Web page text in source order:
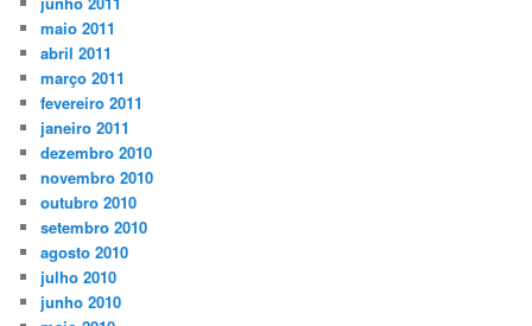
maio 2011
abril 2011
março 2011
fevereiro 2011
janeiro 2011
dezembro 2010
novembro 2010
outubro 2010
setembro 2010
agosto 2010
julho 2010
junho 2010